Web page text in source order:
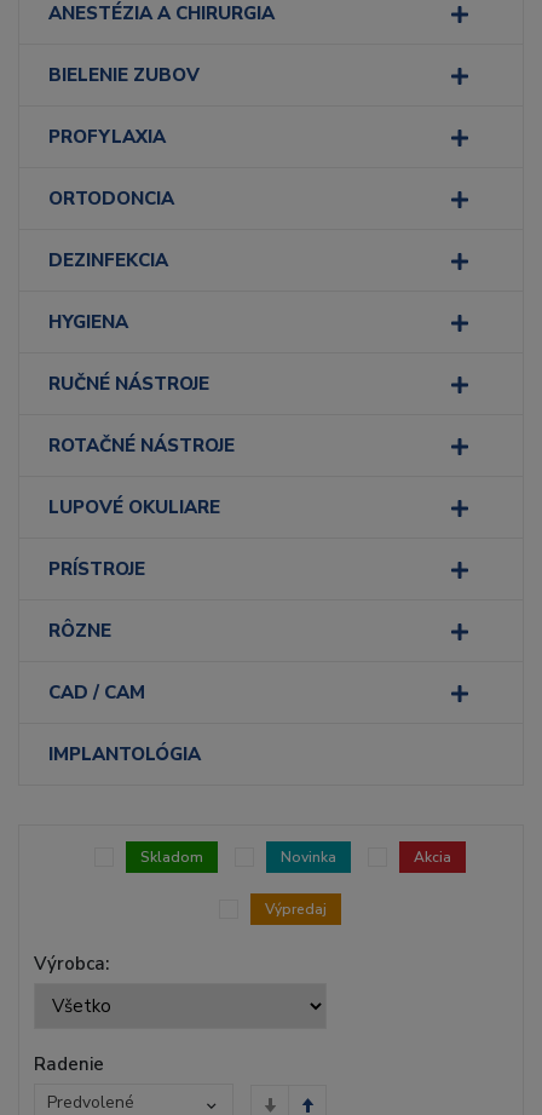
ANESTÉZIA A CHIRURGIA
BIELENIE ZUBOV
PROFYLAXIA
ORTODONCIA
DEZINFEKCIA
HYGIENA
RUČNÉ NÁSTROJE
ROTAČNÉ NÁSTROJE
LUPOVÉ OKULIARE
PRÍSTROJE
RÔZNE
CAD / CAM
IMPLANTOLÓGIA
Výrobca:
Skladom Novinka Akcia
Výpredaj
Radenie
Predvolené